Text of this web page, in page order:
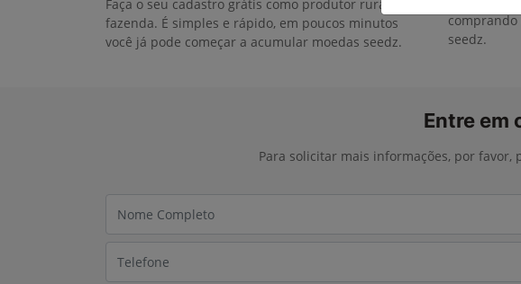
Faça o seu cadastro grátis como produtor rural ou
fazenda. É simples e rápido, em poucos minutos
você já pode começar a acumular moedas seedz.
comprando
seedz.
Entre em
Para solicitar mais informações, por